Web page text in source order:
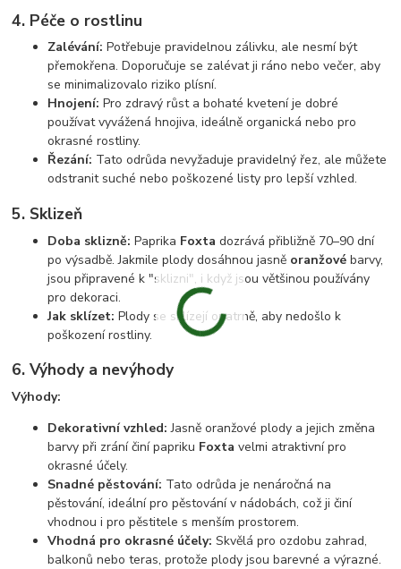
4. Péče o rostlinu
Zalévání: Potřebuje pravidelnou zálivku, ale nesmí být
přemokřena. Doporučuje se zalévat ji ráno nebo večer, aby
se minimalizovalo riziko plísní.
Hnojení: Pro zdravý růst a bohaté kvetení je dobré
používat vyvážená hnojiva, ideálně organická nebo pro
okrasné rostliny.
Řezání: Tato odrůda nevyžaduje pravidelný řez, ale můžete
odstranit suché nebo poškozené listy pro lepší vzhled.
5. Sklizeň
Doba sklizně: Paprika Foxta dozrává přibližně 70–90 dní
po výsadbě. Jakmile plody dosáhnou jasně oranžové barvy,
jsou připravené k "sklizni", i když jsou většinou používány
pro dekoraci.
Jak sklízet: Plody se sklízejí opatrně, aby nedošlo k
poškození rostliny.
6. Výhody a nevýhody
Výhody:
Dekorativní vzhled: Jasně oranžové plody a jejich změna
barvy při zrání činí papriku Foxta velmi atraktivní pro
okrasné účely.
Snadné pěstování: Tato odrůda je nenáročná na
pěstování, ideální pro pěstování v nádobách, což ji činí
vhodnou i pro pěstitele s menším prostorem.
Vhodná pro okrasné účely: Skvělá pro ozdobu zahrad,
balkonů nebo teras, protože plody jsou barevné a výrazné.